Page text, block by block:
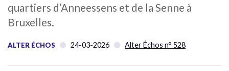
quartiers d’Anneessens et de la Senne à
Bruxelles.
ALTER ÉCHOS 24-03-2026 Alter Échos n° 528